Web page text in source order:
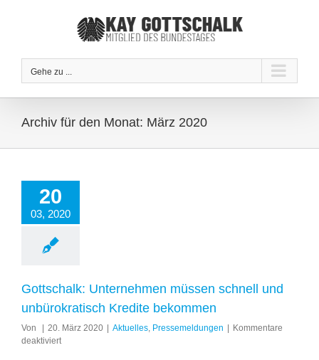
Gehe zu ...
Archiv für den Monat: März 2020
20
03, 2020
Gottschalk: Unternehmen müssen schnell und
unbürokratisch Kredite bekommen
Von 20. März 2020 Aktuelles, Pressemeldungen
Kommentare
deaktiviertfür